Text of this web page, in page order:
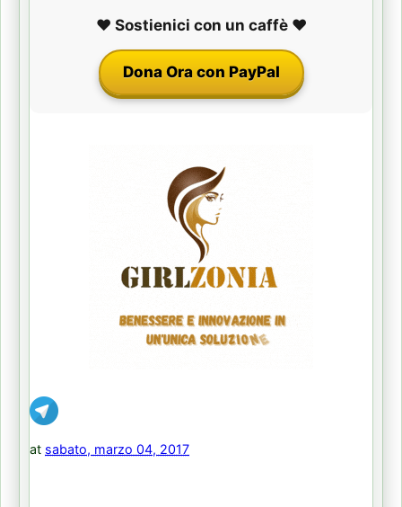
❤️ Sostienici con un caffè ❤️
Dona Ora con PayPal
at sabato, marzo 04, 2017